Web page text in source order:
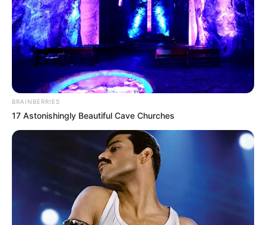
BRAINBERRIES
17 Astonishingly Beautiful Cave Churches